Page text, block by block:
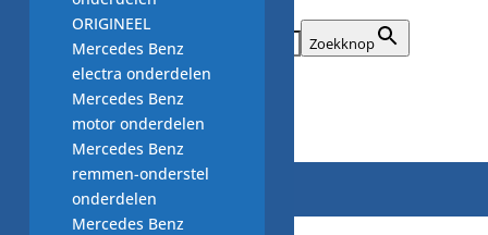
Zoek naar: Zoekknop
ORIGINEEL
Mercedes Benz
electra onderdelen
Mercedes Benz
motor onderdelen
Mercedes Benz
remmen-onderstel
onderdelen
Mercedes Benz